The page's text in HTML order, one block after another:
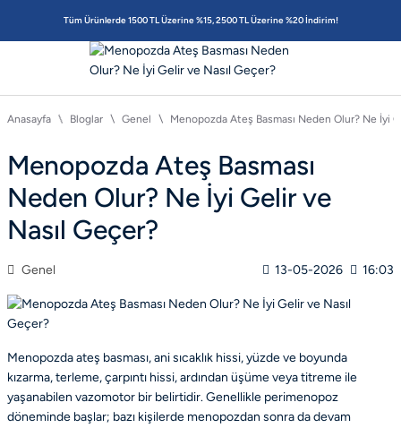
Tüm Ürünlerde 1500 TL Üzerine %15, 2500 TL Üzerine %20 İndirim!
Anasayfa Bloglar Genel Menopozda Ateş Basması Neden Olur? Ne İyi
Menopozda Ateş Basması
Neden Olur? Ne İyi Gelir ve
Nasıl Geçer?
Genel 13-05-2026 16:03
Menopozda ateş basması, ani sıcaklık hissi, yüzde ve boyunda
kızarma, terleme, çarpıntı hissi, ardından üşüme veya titreme ile
yaşanabilen vazomotor bir belirtidir. Genellikle perimenopoz
döneminde başlar; bazı kişilerde menopozdan sonra da devam